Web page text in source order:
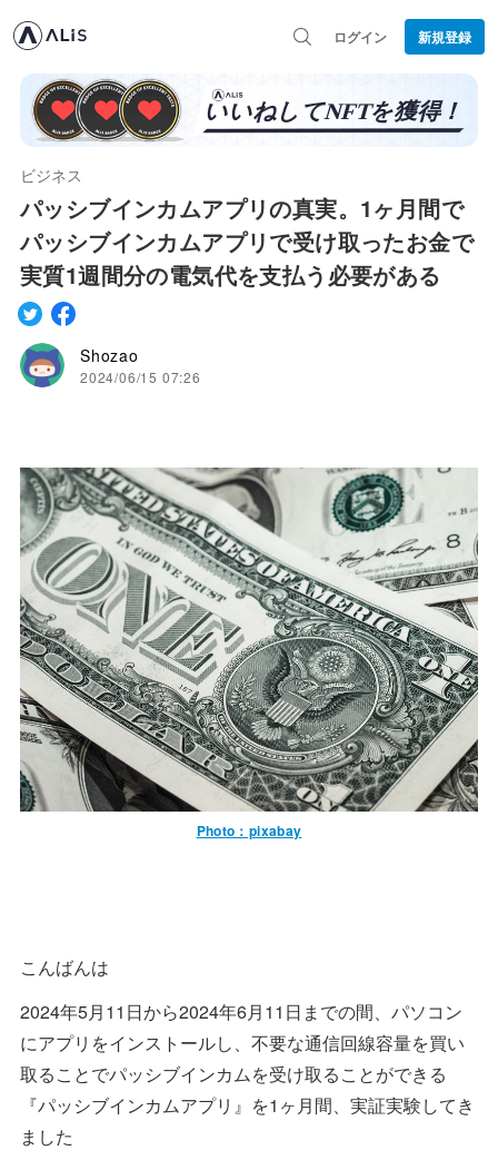
ログイン 新規登録
ビジネス
パッシブインカムアプリの真実。1ヶ月間で
パッシブインカムアプリで受け取ったお金で
実質1週間分の電気代を支払う必要がある
Shozao
2024/06/15 07:26
Photo：pixabay
こんばんは
2024年5月11日から2024年6月11日までの間、パソコン
にアプリをインストールし、不要な通信回線容量を買い
取ることでパッシブインカムを受け取ることができる
『パッシブインカムアプリ』を1ヶ月間、実証実験してき
ました